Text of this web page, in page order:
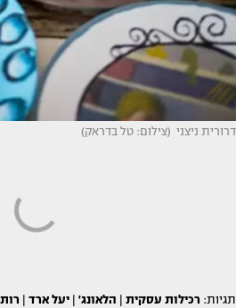
דרורית ניצני (צילום: טל בדראק)
תגיות: רכילות עסקית הלאונג' יעל ארד